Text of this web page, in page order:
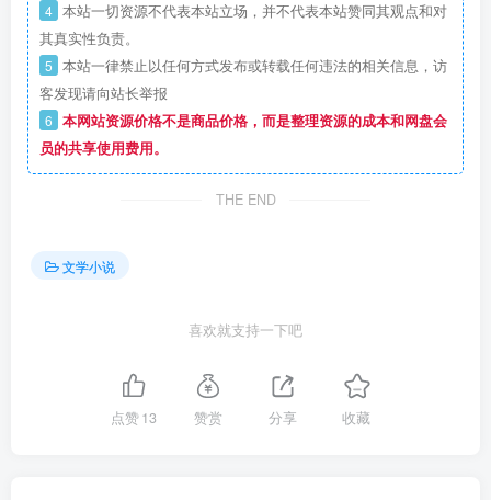
4 本站一切资源不代表本站立场，并不代表本站赞同其观点和对
其真实性负责。
5 本站一律禁止以任何方式发布或转载任何违法的相关信息，访
客发现请向站长举报
6 本网站资源价格不是商品价格，而是整理资源的成本和网盘会
员的共享使用费用。
THE END
文学小说
喜欢就支持一下吧
点赞13 赞赏 分享 收藏